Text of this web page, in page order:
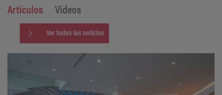
Artículos Videos
Ver todas las noticias